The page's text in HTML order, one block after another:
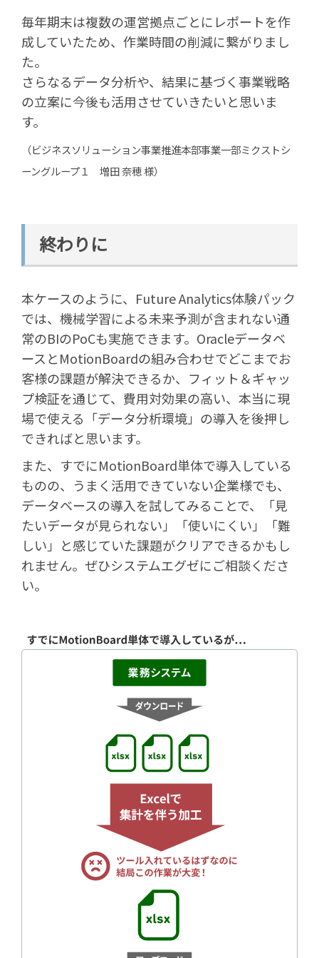
毎年期末は複数の運営拠点ごとにレポートを作
成していたため、作業時間の削減に繋がりまし
た。
さらなるデータ分析や、結果に基づく事業戦略
の立案に今後も活用させていきたいと思いま
す。
（ビジネスソリューション事業推進本部事業一部ミクストシ
ーングループ１ 増田 奈穂 様）
終わりに
本ケースのように、Future Analytics体験パック
では、機械学習による未来予測が含まれない通
常のBIのPoCも実施できます。Oracleデータベ
ースとMotionBoardの組み合わせでどこまでお
客様の課題が解決できるか、フィット＆ギャッ
プ検証を通じて、費用対効果の高い、本当に現
場で使える「データ分析環境」の導入を後押し
できればと思います。
また、すでにMotionBoard単体で導入している
ものの、うまく活用できていない企業様でも、
データベースの導入を試してみることで、「見
たいデータが見られない」「使いにくい」「難
しい」と感じていた課題がクリアできるかもし
れません。ぜひシステムエグゼにご相談くださ
い。